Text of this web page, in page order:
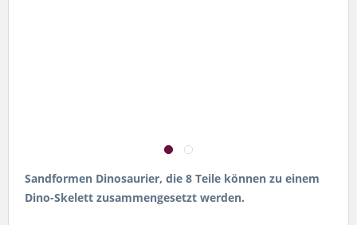
Sandformen Dinosaurier, die 8 Teile können zu einem
Dino-Skelett zusammengesetzt werden.